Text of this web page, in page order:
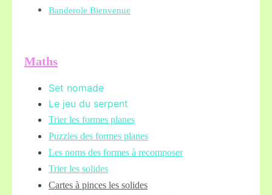
Banderole Bienvenue
Maths
Set nomade
Le jeu du serpent
Trier les formes planes
Puzzles des formes planes
Les noms des formes à recomposer
Trier les solides
Cartes à pinces les solides